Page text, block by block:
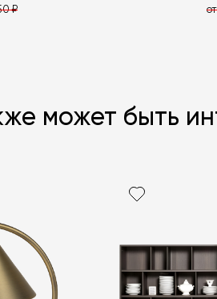
₽
может быть